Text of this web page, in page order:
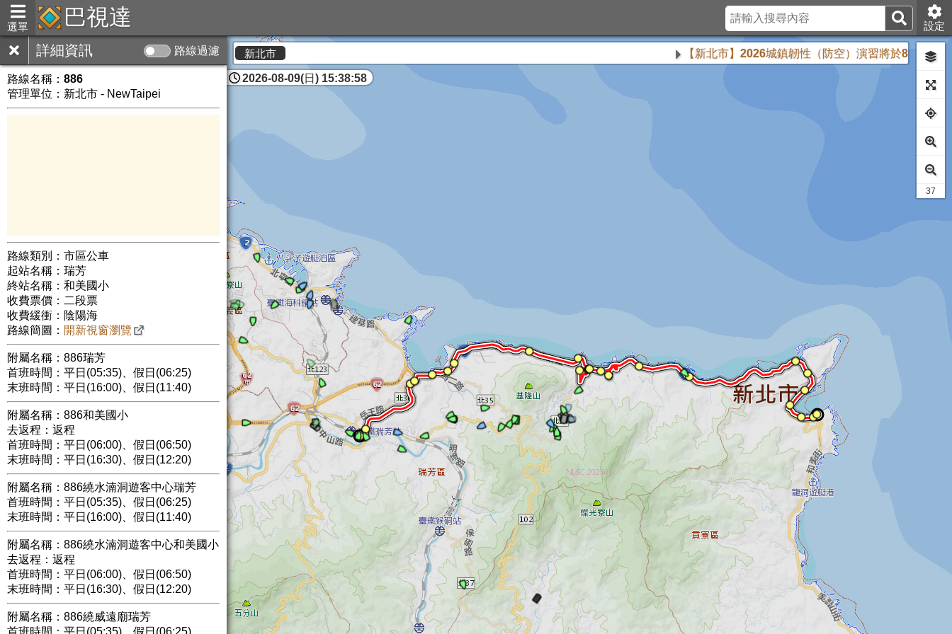
選單 巴視達 設定
詳細資訊 路線過濾
路線名稱： 886
管理單位：新北市 - NewTaipei
路線類別：市區公車
起站名稱：瑞芳
終站名稱：和美國小
收費票價：二段票
收費緩衝：陰陽海
路線簡圖： 開新視窗瀏覽
附屬名稱：886瑞芳
首班時間：平日(05:35)、假日(06:25)
末班時間：平日(16:00)、假日(11:40)
附屬名稱：886和美國小
去返程：返程
首班時間：平日(06:00)、假日(06:50)
末班時間：平日(16:30)、假日(12:20)
附屬名稱：886繞水湳洞遊客中心瑞芳
首班時間：平日(05:35)、假日(06:25)
末班時間：平日(16:00)、假日(11:40)
附屬名稱：886繞水湳洞遊客中心和美國小
去返程：返程
首班時間：平日(06:00)、假日(06:50)
末班時間：平日(16:30)、假日(12:20)
附屬名稱：886繞威遠廟瑞芳
首班時間：平日(05:35)、假日(06:25)
新北市 【新北市】2026城鎮韌性（防空）演習將於8月13日下午2
2026-08-09(日) 15:38:59
28